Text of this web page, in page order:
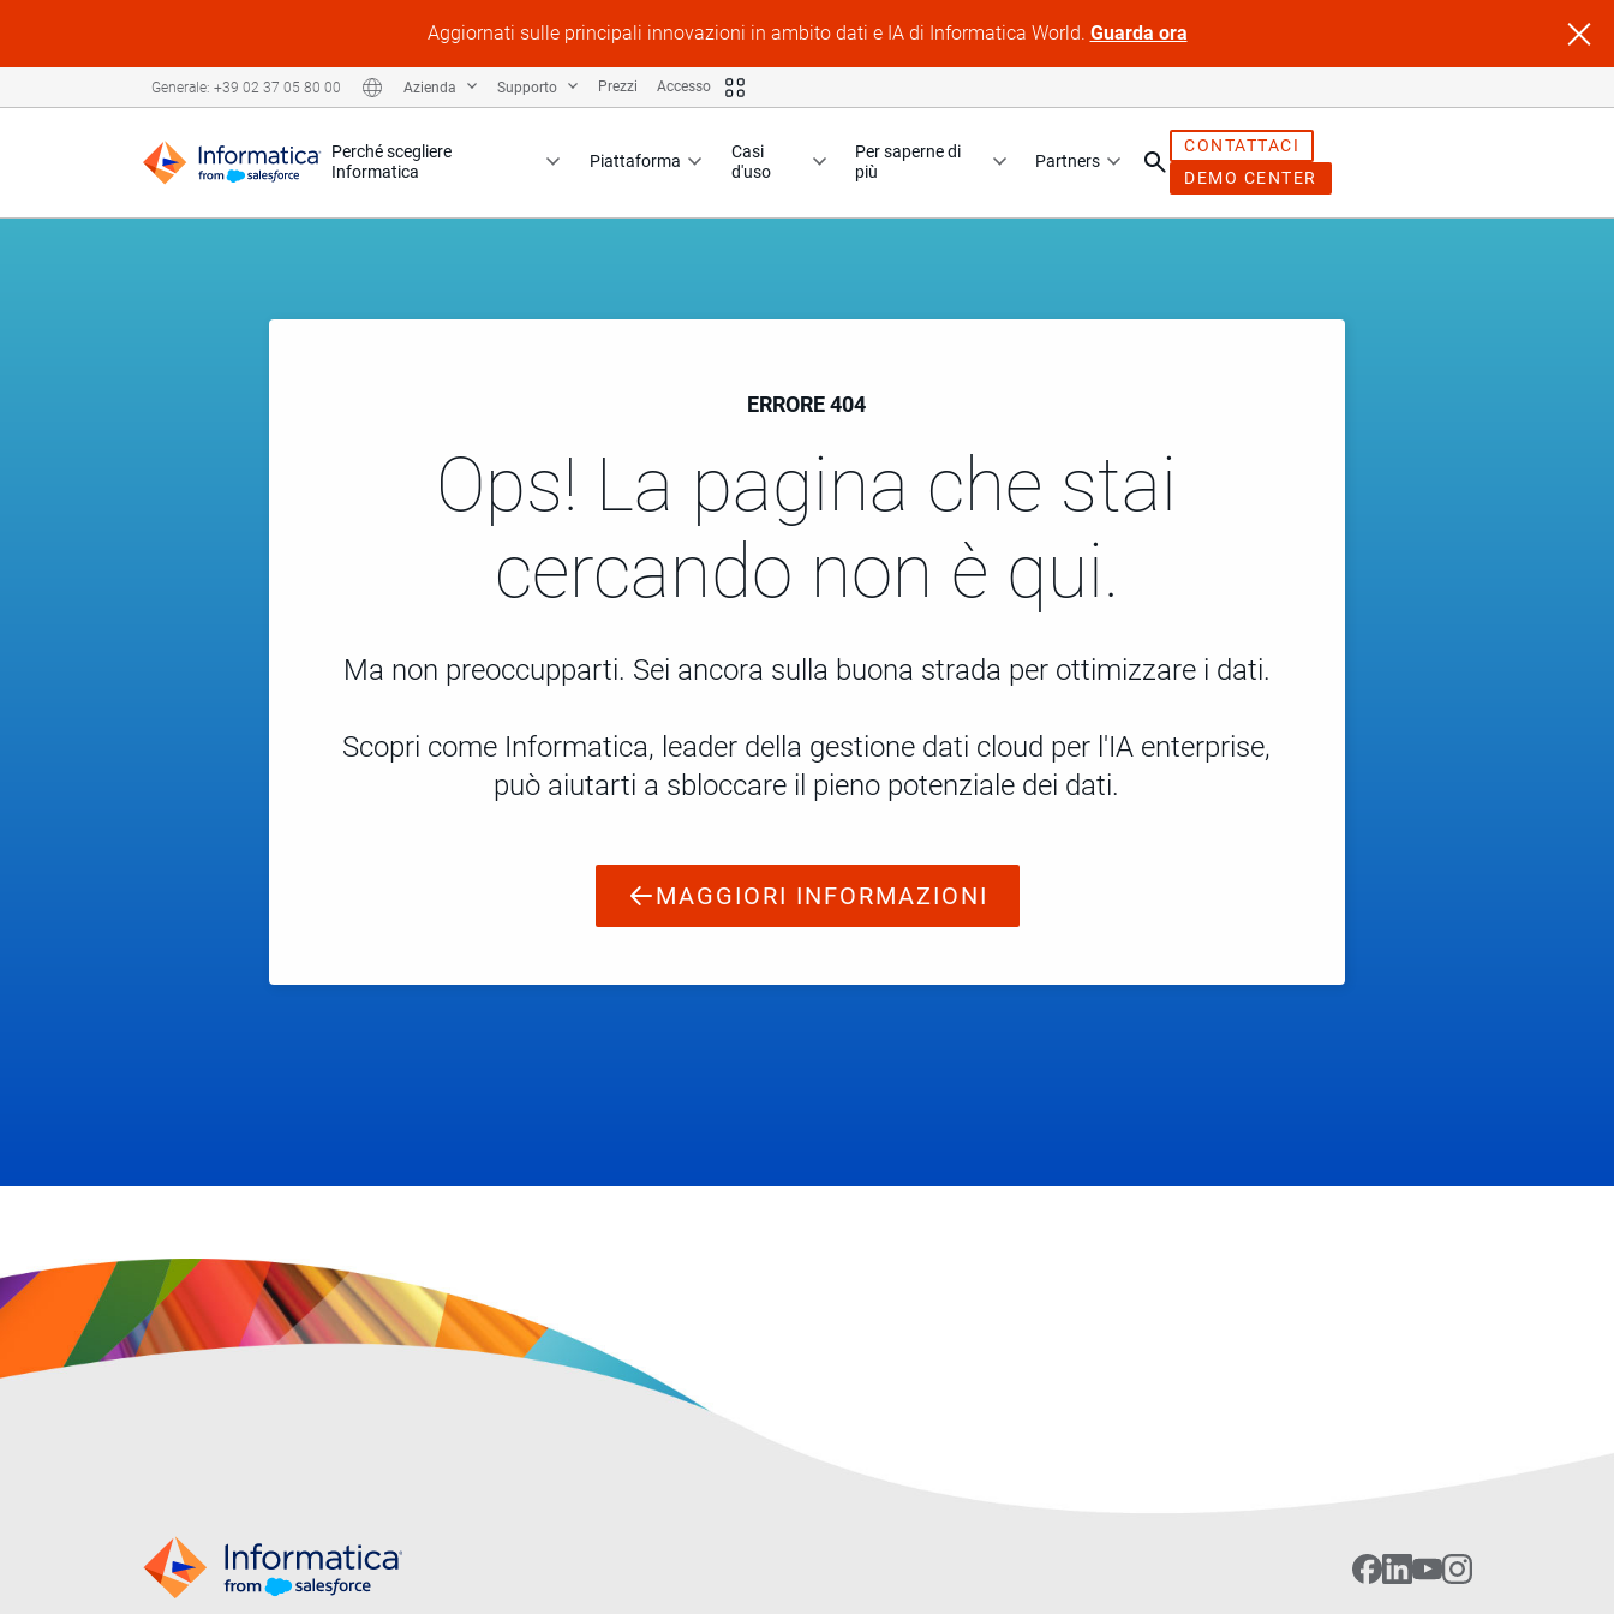
Aggiornati sulle principali innovazioni in ambito dati e IA di Informatica World. Guarda ora
Perché scegliere
Informatica
Piattaforma
Casi
d'uso
Per saperne di
più
Partners
CONTATTACI
DEMO CENTER
Generale: +39 02 37 05 80 00 Azienda Supporto Prezzi Accesso
ERRORE 404
Ops! La pagina che stai
cercando non è qui.
Ma non preoccupparti. Sei ancora sulla buona strada per ottimizzare i dati.
Scopri come Informatica, leader della gestione dati cloud per l'IA enterprise,
può aiutarti a sbloccare il pieno potenziale dei dati.
MAGGIORI INFORMAZIONI